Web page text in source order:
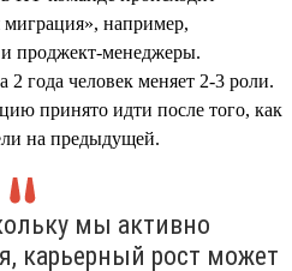
миграция», например,
и проджект-менеджеры.
2 года человек меняет 2-3 роли.
принято идти после того, как
на предыдущей.
мы активно
карьерный рост может